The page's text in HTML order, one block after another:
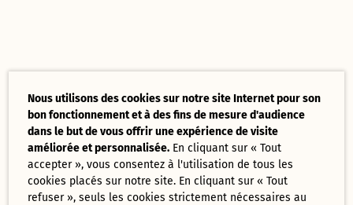
Nous utilisons des cookies sur notre site Internet pour son
bon fonctionnement et à des fins de mesure d'audience
dans le but de vous offrir une expérience de visite
améliorée et personnalisée. En cliquant sur « Tout
accepter », vous consentez à l'utilisation de tous les
cookies placés sur notre site. En cliquant sur « Tout
refuser », seuls les cookies strictement nécessaires au